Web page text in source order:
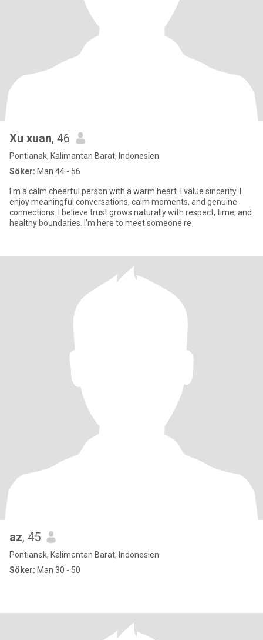
Xu xuan, 46
Pontianak, Kalimantan Barat, Indonesien
Söker: Man 44 - 56
I'm a calm cheerful person with a warm heart. I value sincerity. I
enjoy meaningful conversations, calm moments, and genuine
connections. I believe trust grows naturally with respect, time, and
healthy boundaries. I’m here to meet someone re
az, 45
Pontianak, Kalimantan Barat, Indonesien
Söker: Man 30 - 50